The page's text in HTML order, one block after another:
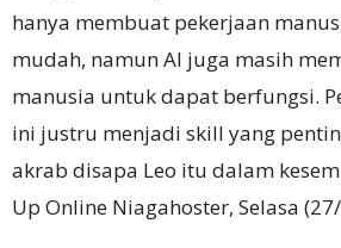
hanya membuat pekerjaan
mudah, namun AI juga masih
manusia untuk dapat berfungsi.
ini justru menjadi skill yang
akrab disapa Leo itu dalam
Up Online Niagahoster, Selasa